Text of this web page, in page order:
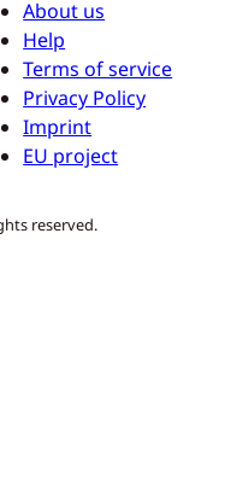
About us
Help
Terms of service
Privacy Policy
Imprint
EU project
reserved.